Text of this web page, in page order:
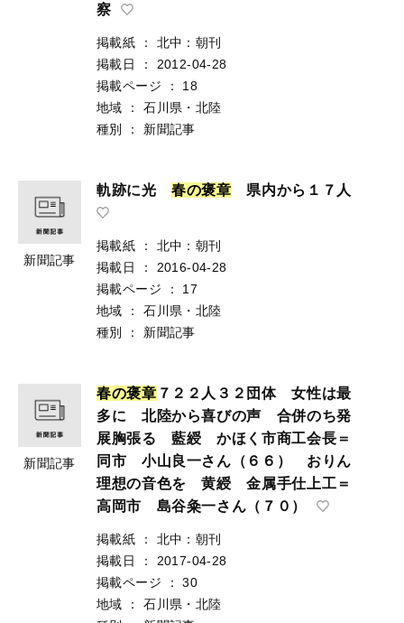
察
掲載紙 ：
北中：朝刊
掲載日
：
2012-04-28
掲載ページ
：
18
地域
：
石川県・北陸
種別
： 新聞記事
新聞記事
軌跡に光春の褒章 県内から１７人
掲載紙 ：
北中：朝刊
掲載日
：
2016-04-28
掲載ページ
：
17
地域
：
石川県・北陸
種別
： 新聞記事
新聞記事
春の褒章 ７２２人３２団体 女性は最
多に 北陸から喜びの声 合併のち発
展胸張る 藍綬 かほく市商工会長＝
同市 小山良一さん（６６） おりん
理想の音色を 黄綬 金属手仕上工＝
高岡市 島谷粂一さん（７０）
掲載紙 ：
北中：朝刊
掲載日
：
2017-04-28
掲載ページ
：
30
地域
：
石川県・北陸